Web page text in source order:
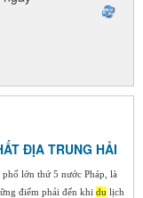
ĐỊA TRUNG HẢI
phố lớn thứ 5 nước Pháp, là
điểm phải đến khi du lịch